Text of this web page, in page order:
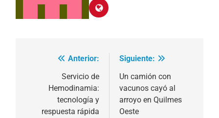
Navegación
entradas
Anterior:
Servicio de
Hemodinamia:
tecnología y
respuesta rápida
Siguiente:
Un camión con
vacunos cayó al
arroyo en Quilmes
Oeste